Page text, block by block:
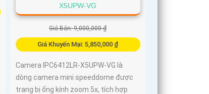
X5UPW-VG
Giá Bán: 9,000,000 ₫
Giá Khuyến Mại: 5,850,000 ₫
Camera IPC6412LR-X5UPW-VG là
dòng camera mini speeddome được
trang bị ống kính zoom 5x, tích hợp